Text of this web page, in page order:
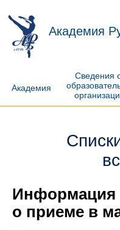
Академия
Академия
Сведения
Информация
о приеме в